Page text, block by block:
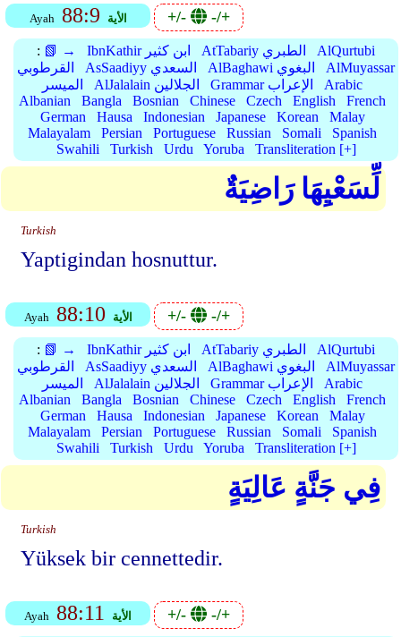
Ayah 88:9 الأية +/- -/+
: 📗 → IbnKathir ابن كثير AtTabariy الطبري
AlQurtubi
القرطوبي
AsSaadiyy السعدي AlBaghawi البغوي
AlMuyassar
الميسر
AlJalalain الجلالين Grammar الإعراب
Arabic
Albanian
Bangla Bosnian Chinese Czech English
French
German
Hausa Indonesian Japanese Korean
Malay
Malayalam
Persian Portuguese Russian Somali
Spanish
Swahili
Turkish Urdu Yoruba Transliteration [+]
لِّسَعْيِهَا رَاضِيَةٌ
Turkish
Yaptigindan hosnuttur.
Ayah 88:10 الأية +/- -/+
: 📗 → IbnKathir ابن كثير AtTabariy الطبري
AlQurtubi
القرطوبي
AsSaadiyy السعدي AlBaghawi البغوي
AlMuyassar
الميسر
AlJalalain الجلالين Grammar الإعراب
Arabic
Albanian
Bangla Bosnian Chinese Czech English
French
German
Hausa Indonesian Japanese Korean
Malay
Malayalam
Persian Portuguese Russian Somali
Spanish
Swahili
Turkish Urdu Yoruba Transliteration [+]
فِي جَنَّةٍ عَالِيَةٍ
Turkish
Yüksek bir cennettedir.
Ayah 88:11 الأية +/- -/+